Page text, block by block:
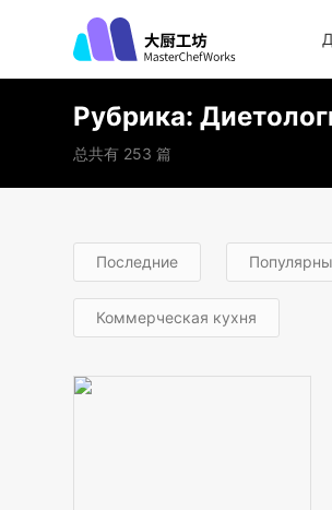
Рубрика:
总共有 253 篇
Последние
Коммерческая кухня